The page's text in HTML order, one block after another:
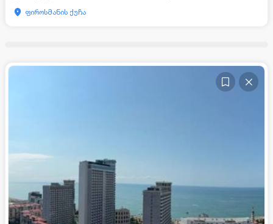
ფიროსმანის ქუჩა